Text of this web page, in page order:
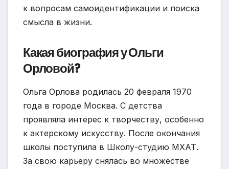
к вопросам самоидентификации и поиска
смысла в жизни.
Какая биография у Ольги
Орловой?
Ольга Орлова родилась 20 февраля 1970
года в городе Москва. С детства
проявляла интерес к творчеству, особенно
к актерскому искусству. После окончания
школы поступила в Школу-студию МХАТ.
За свою карьеру снялась во множестве